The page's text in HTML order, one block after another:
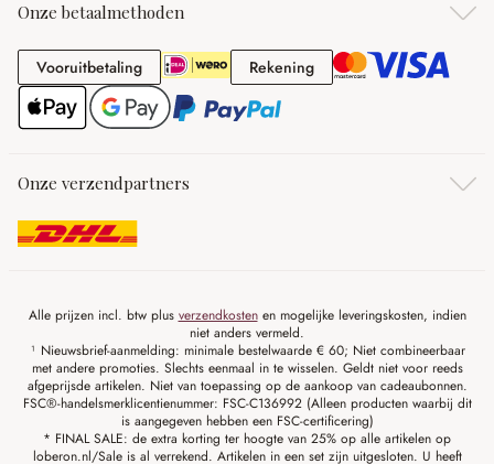
Onze betaalmethoden
VooruitbetalingVooruitbetaling RekeningRekening
Onze verzendpartners
Alle prijzen incl. btw plus verzendkostenen mogelijke leveringskosten, indien
niet anders vermeld.
¹ Nieuwsbrief-aanmelding: minimale bestelwaarde € 60; Niet combineerbaar
met andere promoties. Slechts eenmaal in te wisselen. Geldt niet voor reeds
afgeprijsde artikelen. Niet van toepassing op de aankoop van cadeaubonnen.
FSC®-handelsmerklicentienummer: FSC-C136992 (Alleen producten waarbij dit
is aangegeven hebben een FSC-certificering)
* FINAL SALE: de extra korting ter hoogte van 25% op alle artikelen op
loberon.nl/Sale is al verrekend. Artikelen in een set zijn uitgesloten. U heeft